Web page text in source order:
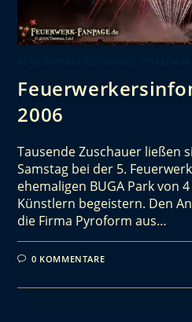
2006
Tausende Zuschauer ließen
Samstag bei der 5.
ehemaligen BUGA Park von
Künstlern begeistern. Den
die Firma Pyroform aus…
0 KOMMENTARE